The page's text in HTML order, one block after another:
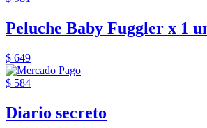
Peluche Baby Fuggler x 1
$ 649
$ 584
Diario secreto